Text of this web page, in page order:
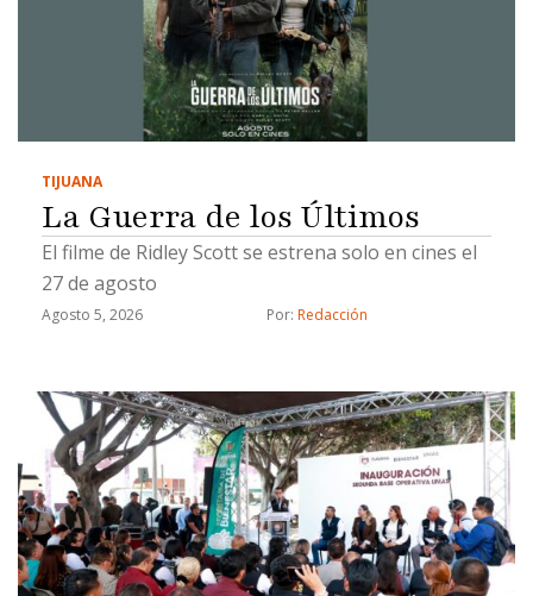
TIJUANA
La Guerra de los Últimos
El filme de Ridley Scott se estrena solo en cines el
27 de agosto
Agosto 5, 2026 Por: Redacción